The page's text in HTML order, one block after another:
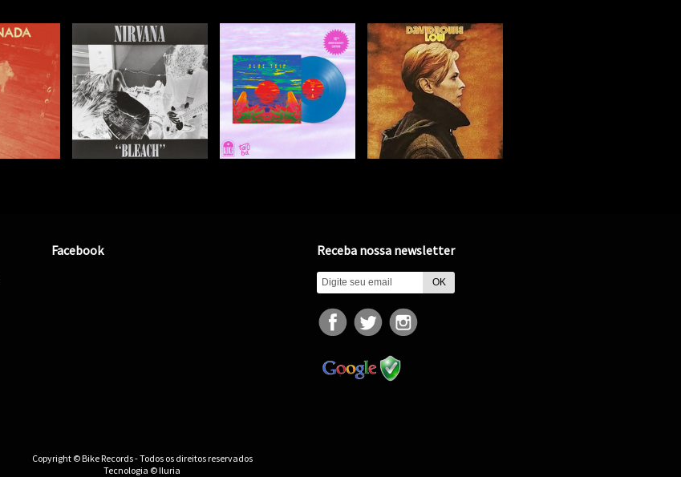
Facebook Receba nossa newsletter
Copyright © Bike Records - Todos os direitos reservados
Tecnologia © Iluria